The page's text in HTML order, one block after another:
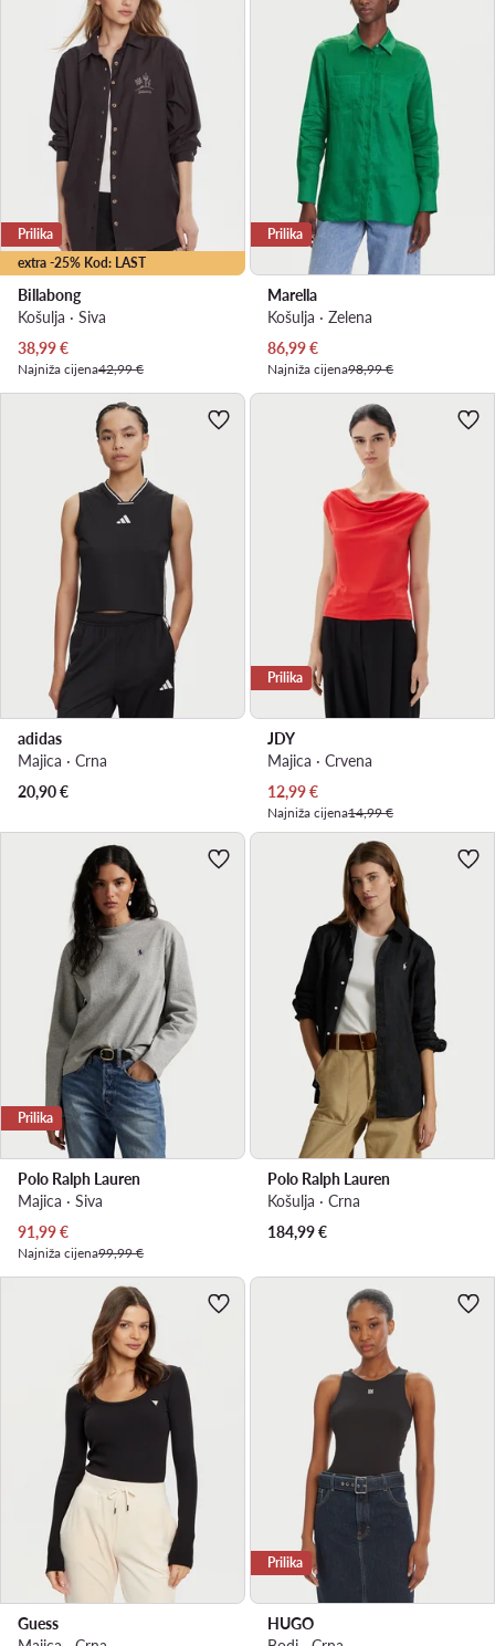
extra -25% Kod: LAST
Prilika
Billabong
Košulja · Siva
Trenutna cijena
38,99€
Najniža cijena42,99 €
Prilika
Marella
Košulja · Zelena
Trenutna cijena
86,99€
Najniža cijena98,99 €
adidas
Majica · Crna
20,90€
Prilika
JDY
Majica · Crvena
Trenutna cijena
12,99€
Najniža cijena14,99 €
Prilika
Polo Ralph Lauren
Majica · Siva
Trenutna cijena
91,99€
Najniža cijena99,99 €
Polo Ralph Lauren
Košulja · Crna
184,99€
Guess
Prilika
HUGO